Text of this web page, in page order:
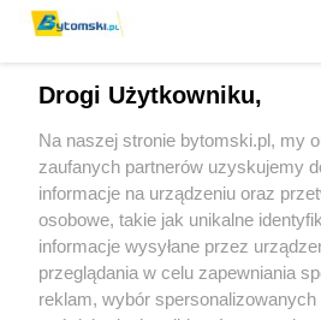
1 / 0
Wydawca mediów lokalnych
Drogi Użytkowniku,
Na naszej stronie bytomski.pl, my
zaufanych partnerów uzyskujemy
informacje na urządzeniu oraz
osobowe, takie jak unikalne
informacje wysyłane przez
przeglądania w celu zapewniania
reklam, wybór